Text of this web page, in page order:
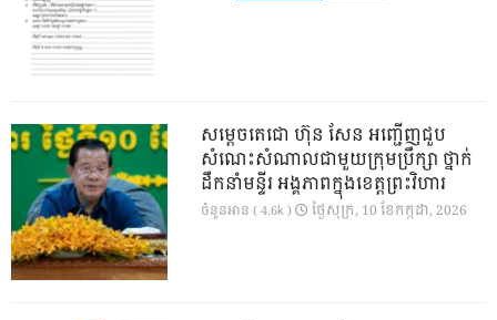
សម្តេចតេជោ ហ៊ុន សែន អញ្ជើញជួប
សំណេះសំណាលជាមួយក្រុមប្រឹក្សា ថ្នាក់
ដឹកនាំមន្ទីរ អង្គភាពក្នុងខេត្តព្រះវិហារ
ចំនួនអាន ( 4.6k ) ថ្ងៃ​សុក្រ, 10 ខែ​កក្កដា, 2026